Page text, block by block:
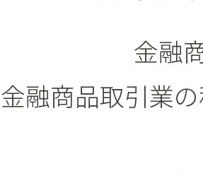
金融
金融商品取引業